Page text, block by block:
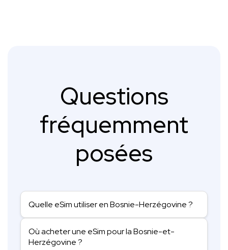
Questions
fréquemment
posées
Quelle eSim utiliser en Bosnie-Herzégovine ?
Où acheter une eSim pour la Bosnie-et-
Herzégovine ?